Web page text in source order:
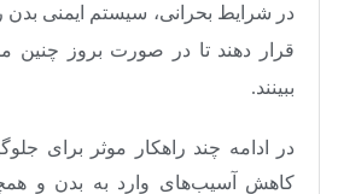
در شرایط بحرانی، سیستم ایمنی
قرار دهند تا در صورت بروز چنین
ببینند.
در ادامه چند راهکار موثر برای
کاهش آسیب‌های وارد به بدن و